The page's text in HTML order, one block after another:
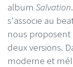
album Salvation
s'associe au
nous proposent
deux versions.
moderne et